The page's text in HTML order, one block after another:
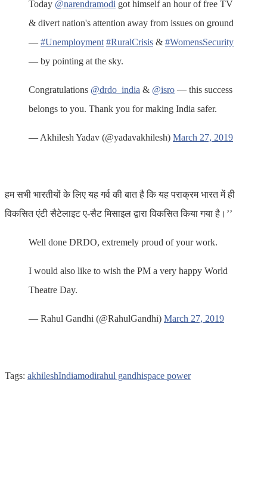
Today @narendramodi got himself an hour of free TV
& divert nation's attention away from issues on ground
— #Unemployment #RuralCrisis & #WomensSecurity
— by pointing at the sky.
Congratulations @drdo_india & @isro — this success
belongs to you. Thank you for making India safer.
— Akhilesh Yadav (@yadavakhilesh) March 27, 2019
हम सभी भारतीयों के लिए यह गर्व की बात है कि यह पराक्रम भारत में ही
विकसित एंटी सैटेलाइट ए-सैट मिसाइल द्वारा विकसित किया गया है।’’
Well done DRDO, extremely proud of your work.
I would also like to wish the PM a very happy World
Theatre Day.
— Rahul Gandhi (@RahulGandhi) March 27, 2019
Tags: akhileshIndiamodirahul gandhispace power